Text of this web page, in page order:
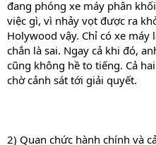
đang phóng xe máy phân
việc gì, vì nhảy vọt được ra
Holywood vậy. Chỉ có xe máy
chắn là sai. Ngay cả khi đó,
cũng không hề to tiếng. Cả
chờ cảnh sát tới giải quyết.
2) Quan chức hành chính và